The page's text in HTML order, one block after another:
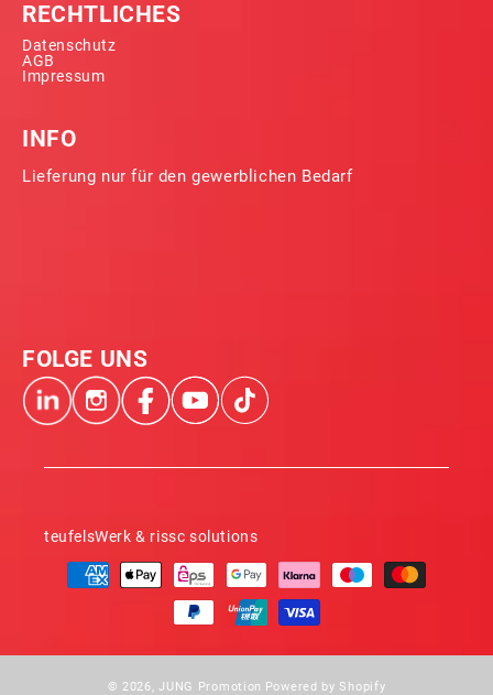
RECHTLICHES
Datenschutz
AGB
Impressum
INFO
Lieferung nur für den gewerblichen Bedarf
FOLGE UNS
teufelsWerk & rissc solutions
Zahlungsmethoden
© 2026,JUNG Promotion Powered by Shopify